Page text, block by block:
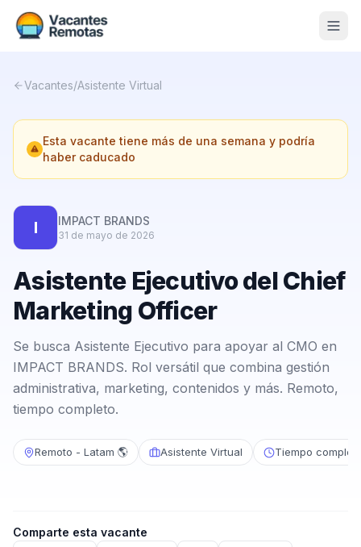
Nosotros
Contacto
Calculadora Freelance
Vacantes/Asistente Virtual
Esta vacante tiene más de una semana y podría
haber caducado
I IMPACT BRANDS
31 de mayo de 2026
Asistente Ejecutivo del Chief
Marketing Officer
Se busca Asistente Ejecutivo para apoyar al CMO en
IMPACT BRANDS. Rol versátil que combina gestión
administrativa, marketing, contenidos y más. Remoto,
tiempo completo.
Remoto - Latam 🌎 Asistente Virtual Tiempo
Comparte esta vacante